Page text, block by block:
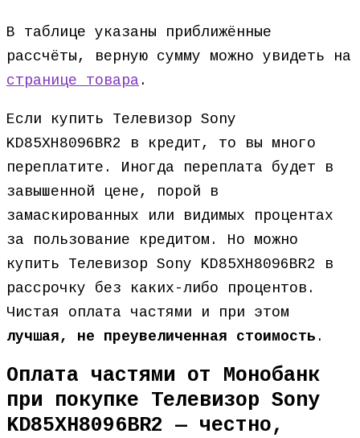
В таблице указаны приближённые
рассчёты, верную сумму можно увидеть на
странице товара .
Если купить Телевизор Sony
KD85XH8096BR2 в кредит, то вы много
переплатите. Иногда переплата будет в
завышенной цене, порой в
замаскированных или видимых процентах
за пользование кредитом. Но можно
купить Телевизор Sony KD85XH8096BR2 в
рассрочку без каких-либо процентов.
Чистая оплата частями и при этом
лучшая, не преувеличенная стоимость .
Оплата частями от Монобанк
при покупке Телевизор Sony
KD85XH8096BR2 — честно,